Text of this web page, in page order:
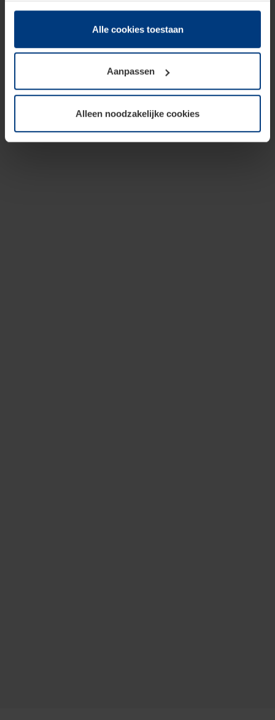
hun diensten hebben verzameld.
Juridisch hebben wij het recht om cookies op uw
van deze pagina's absoluut vereist is. Voor alle andere
soorten cookies is uw toestemming benodigd. Uw
toestemming kunt u op elk moment bij de uitleg van de
wijzigen of herroepen.
Alle cookies toestaan
Aanpassen
Alleen noodzakelijke cookies